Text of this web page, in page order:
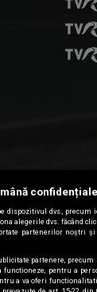
confidențiale
dispozitivul dvs., precum
alegerile dvs. făcând
partenerilor noștri și
partenere,
pentru a
a va oferi